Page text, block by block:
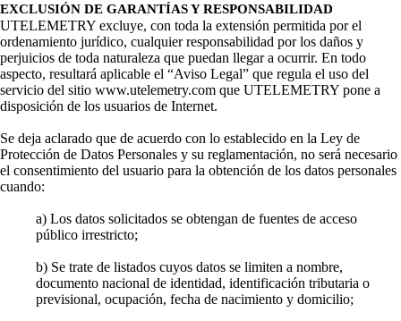
EXCLUSIÓN DE GARANTÍAS Y RESPONSABILIDAD
UTELEMETRY excluye, con toda la extensión permitida por el
ordenamiento jurídico, cualquier responsabilidad por los daños y
perjuicios de toda naturaleza que puedan llegar a ocurrir. En todo
aspecto, resultará aplicable el “Aviso Legal” que regula el uso del
servicio del sitio www.utelemetry.com que UTELEMETRY pone a
disposición de los usuarios de Internet.
Se deja aclarado que de acuerdo con lo establecido en la Ley de
Protección de Datos Personales y su reglamentación, no será necesario
el consentimiento del usuario para la obtención de los datos personales
cuando:
a) Los datos solicitados se obtengan de fuentes de acceso
público irrestricto;
b) Se trate de listados cuyos datos se limiten a nombre,
documento nacional de identidad, identificación tributaria o
previsional, ocupación, fecha de nacimiento y domicilio;